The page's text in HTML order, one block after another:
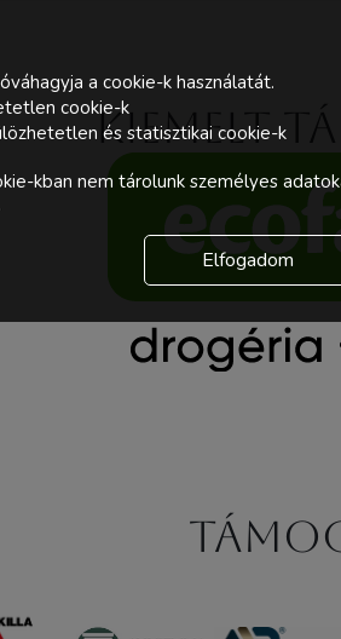
Kiemelt
a cookie-k használatát.
cookie-k
és statisztikai cookie-k
kban nem tárolunk személyes
Elfogadom